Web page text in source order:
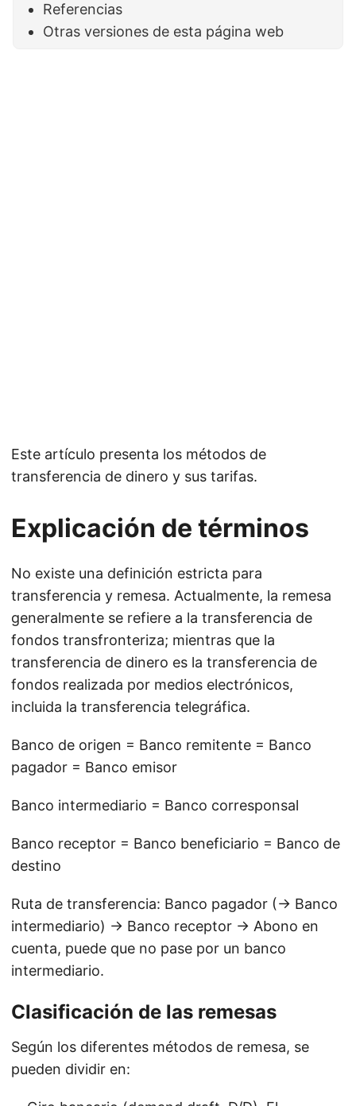
Referencias
Otras versiones de esta página web
Este artículo presenta los métodos de
transferencia de dinero y sus tarifas.
Explicación de términos
No existe una definición estricta para
transferencia y remesa. Actualmente, la remesa
generalmente se refiere a la transferencia de
fondos transfronteriza; mientras que la
transferencia de dinero es la transferencia de
fondos realizada por medios electrónicos,
incluida la transferencia telegráfica.
Banco de origen = Banco remitente = Banco
pagador = Banco emisor
Banco intermediario = Banco corresponsal
Banco receptor = Banco beneficiario = Banco de
destino
Ruta de transferencia: Banco pagador (→ Banco
intermediario) → Banco receptor → Abono en
cuenta, puede que no pase por un banco
intermediario.
Clasificación de las remesas
Según los diferentes métodos de remesa, se
pueden dividir en: